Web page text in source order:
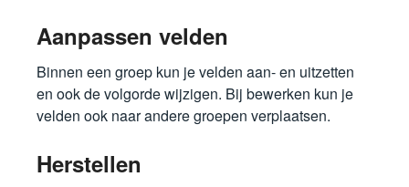
Aanpassen velden
Binnen een groep kun je velden aan- en uitzetten
en ook de volgorde wijzigen. Bij bewerken kun je
velden ook naar andere groepen verplaatsen.
Herstellen